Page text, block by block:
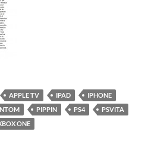
APPLE TV IPAD
IPHONE
PIPPIN PS4
PSVITA
ONE